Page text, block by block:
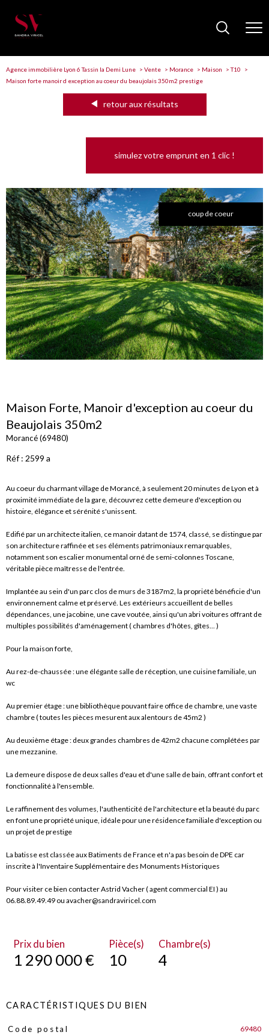
Agence immobilière Lyon 6 Tassin la Demi Lune Vente Morance Maison
T10
Maison forte manoir d exception au coeur du beaujolais 350m2 prestige
retour aux résultats
simulez votre emprunt en 1 clic !
coup de coeur
Maison Forte, Manoir d'exception au coeur du
Beaujolais 350m2
Morancé (69480)
Réf : 2599 a
Au coeur du charmant village de Morancé, à seulement 20 minutes de Lyon et à
proximité immédiate de la gare, découvrez cette demeure d'exception ou
histoire, élégance et sérénité s'unissent.
Edifié par un architecte italien, ce manoir datant de 1574, classé, se distingue par
son architecture raffinée et ses éléments patrimoniaux remarquables,
notamment son escalier monumental orné de semi-colonnes Toscane,
véritable pièce maîtresse de l'entrée.
Implantée au sein d'un parc clos de murs de 3187m2, la propriété bénéficie d'un
environnement calme et préservé. Les extérieurs accueillent de belles
dépendances, une jacobine, une cave voutée, ainsi qu'un abri voitures offrant de
multiples possibilités d'aménagement ( chambres d'hôtes, gîtes... )
Pour la maison forte,
Au rez-de-chaussée : une élégante salle de réception, une cuisine familiale, un
wc
Au premier étage : une bibliothèque pouvant faire office de chambre, une vaste
chambre ( toutes les pièces mesurent aux alentours de 45m2 )
Au deuxième étage : deux grandes chambres de 42m2 chacune complétées par
une mezzanine.
La demeure dispose de deux salles d'eau et d'une salle de bain, offrant confort et
fonctionnalité à l'ensemble.
Le raffinement des volumes, l'authenticité de l'architecture et la beauté du parc
en font une propriété unique, idéale pour une résidence familiale d'exception ou
un projet de prestige
La batisse est classée aux Batiments de France et n'a pas besoin de DPE car
inscrite à l'Inventaire Supplémentaire des Monuments Historiques
Pour visiter ce bien contacter Astrid Vacher ( agent commercial EI ) au
06.88.89.49.49 ou avacher@sandraviricel.com
Prix du bien
1 290 000 €
Pièce(s)
10
Chambre(s)
4
CARACTÉRISTIQUES DU BIEN
Caractéristiques
Code postal 69480